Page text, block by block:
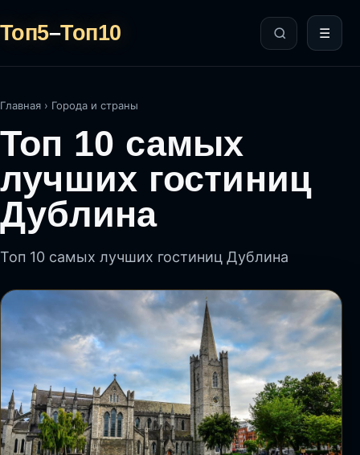
Топ5–Топ10 ☰
Главная › Города и страны
Топ 10 самых
лучших гостиниц
Дублина
Топ 10 самых лучших гостиниц Дублина